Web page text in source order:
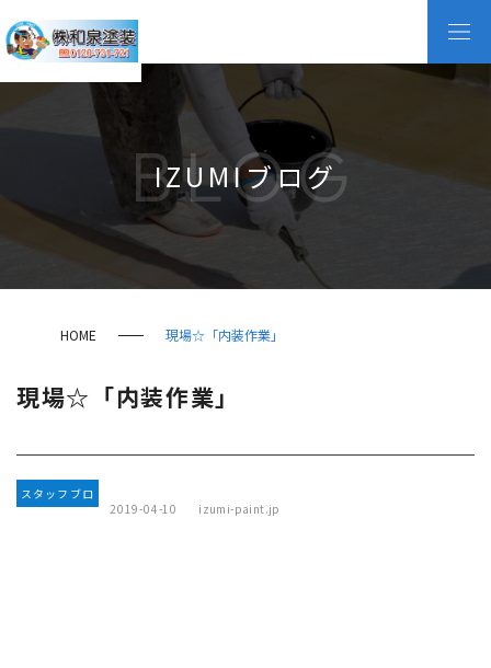
IZUMIブログ
BLOG
HOME 現場☆「内装作業」
現場☆「内装作業」
スタッフブロ
2019-04-10 izumi-paint.jp